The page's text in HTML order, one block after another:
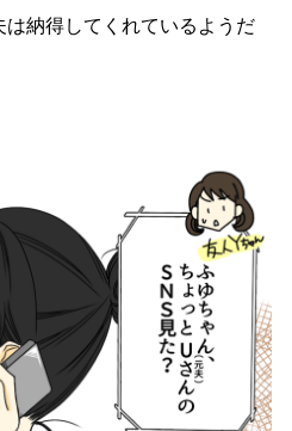
納得してくれているようだ